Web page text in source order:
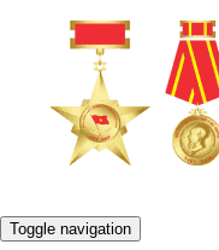
Toggle navigation